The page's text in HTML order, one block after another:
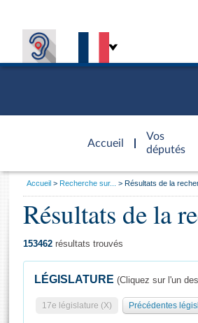
Accueil
d'accueil
Vos
députés
Général
Vous
Accueil Recherche sur... Résultats de la
Résultats de la
153462 résultats trouvés
LÉGISLATURE (Cliquez sur l'un
17e législature (X) Précédentes